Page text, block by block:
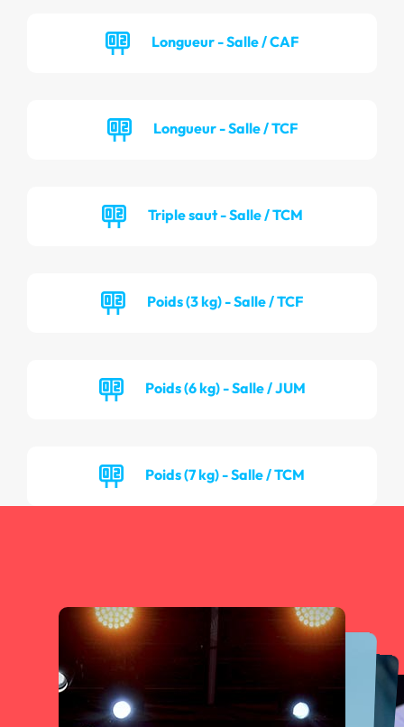
Longueur - Salle / CAF
Longueur - Salle / TCF
Triple saut - Salle / TCM
Poids (3 kg) - Salle / TCF
Poids (6 kg) - Salle / JUM
Poids (7 kg) - Salle / TCM